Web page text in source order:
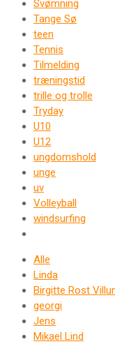
Svømning
Tange Sø
teen
Tennis
Tilmelding
træningstid
trille og trolle
Tryday
U10
U12
ungdomshold
unge
uv
Volleyball
windsurfing
Alle
Linda
Birgitte Rost
georgi
Jens
Mikael Lind